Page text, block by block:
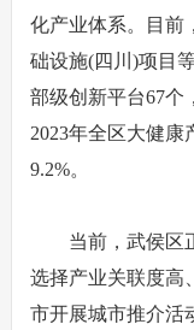
化产业体系。目前
础设施(四川)项目
部级创新平台67个
2023年全区大健康
9.2%。
当前，武侯区正
选择产业关联度高
市开展城市推介活